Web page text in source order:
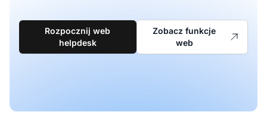
Rozpocznij web
helpdesk
Zobacz funkcje
web